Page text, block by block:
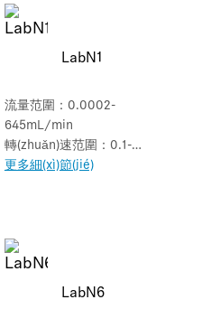
LabN1
流量范圍：0.0002-
645mL/min
轉(zhuǎn)速范圍：0.1-
150rpm
更多細(xì)節(jié)
LabN6